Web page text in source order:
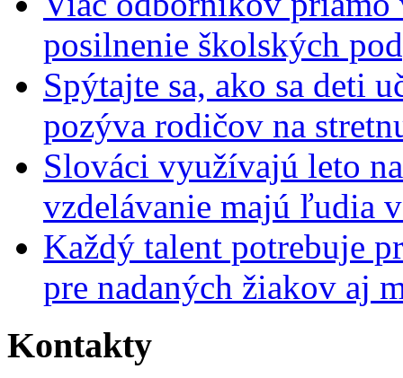
posilnenie školských
Spýtajte sa, ako sa deti
pozýva rodičov na
Slováci využívajú leto
vzdelávanie majú ľudia
Každý talent potrebuje
pre nadaných žiakov aj
Kontakty